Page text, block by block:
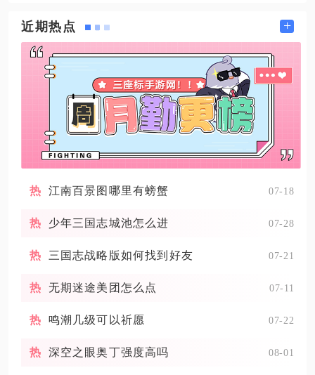
近期热点 +
江南百景图哪里有螃蟹 07-18
少年三国志城池怎么进 07-28
三国志战略版如何找到好友 07-21
无期迷途美团怎么点 07-11
鸣潮几级可以祈愿 07-22
深空之眼奥丁强度高吗 08-01